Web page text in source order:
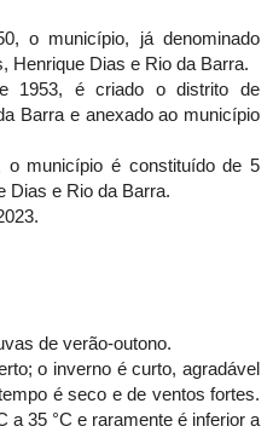
o município, já denominado
Henrique Dias e Rio da Barra.
1953, é criado o distrito de
Barra e anexado ao município
o município é constituído de 5
Dias e Rio da Barra.
de verão-outono.
o inverno é curto, agradável
é seco e de ventos fortes.
a 35 °C e raramente é inferior a